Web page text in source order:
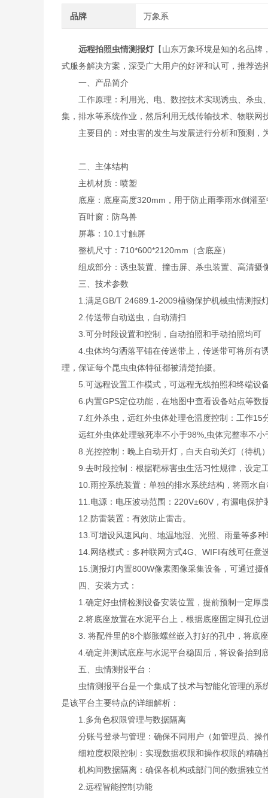
品牌 万象系
远程拍照虫情测报灯【山东万象环境是知的名品牌
式服务解决方案，深受广大用户的好评和认可，推荐选
一、产品简介
工作原理：利用光、电、数控技术实现诱虫、杀虫
集，排水等系统作业，然后利用无线传输技术、物联
主要目的：对虫害的发生与发展进行分析和预测，
二、主体结构
主机材质：喷塑
底座：底座高度320mm，用于防止雨季雨水倒灌至
百叶窗：防鸟兽
屏幕：10.1寸触屏
整机尺寸：710*600*2120mm（含底座）
组成部分：诱虫装置、撞击屏、杀虫装置、高清摄
三、技术参数
1.满足GB/T 24689.1-2009植物保护机械虫情测报
2.传送带自动送虫，自动清扫
3.可分时段设置和控制，自动拍照和手动拍照均可
4.虫体均匀洒落平铺在传送带上，传送带可将所有诱
理，保证每个昆虫虫体特征都被清楚拍摄。
5.可远程设置工作模式，可远程无线拍照和终端设
6.内置GPS定位功能，在地图中查看设备站点等数
7.红外杀虫，远红外虫体处理仓温度控制：工作15
远红外虫体处理致死率不小于98%,虫体完整率不小
8.光控控制：晚上自动开灯，白天自动关灯（待机
9.去时段控制：根据靶标害虫生活习性规律，设定
10.雨控系统装置：单独的排水系统结构，将雨水自
11.电源：电压波动范围：220V±60V，有漏电保护
12.防雷装置：有效防止雷击。
13.可增设风速风向、地温地湿、光照、雨量等多种
14.网络模式：多种联网方式4G、WIFI有线可任意
15.测报灯内置800W像素图像采集设备，可通过摄
四、安装方式：
1.确定好虫情检测设备安装位置，提前预制一定厚
2.将底座放置在水泥平台上，根据底座固定脚孔位
3. 将配件里的8个膨胀螺丝嵌入打好的孔中，将底
4.确定并测试底座与水泥平台稳固后，将设备抬到
五、虫情测报平台：
虫情测报平台是一个集成了技术与智能化管理的系
是该平台主要特点的详细解析：
1.多角色权限管理与数据隔离
分账号登录与管理：确保不同用户（如管理员、操
细粒度权限控制：实现数据权限和操作权限的精确
机构间数据隔离：确保各机构或部门间的数据独立
2.远程智能控制功能